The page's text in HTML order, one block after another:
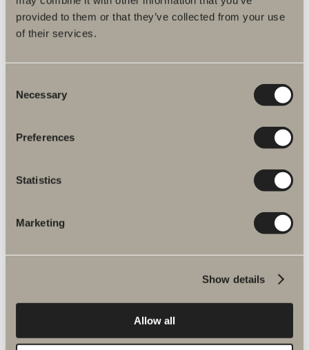
provided to them or that they’ve collected from your use
of their services.
Selection
Necessary
Preferences
Statistics
Marketing
Show details
Allow all
Skuru speilskap reservedeler